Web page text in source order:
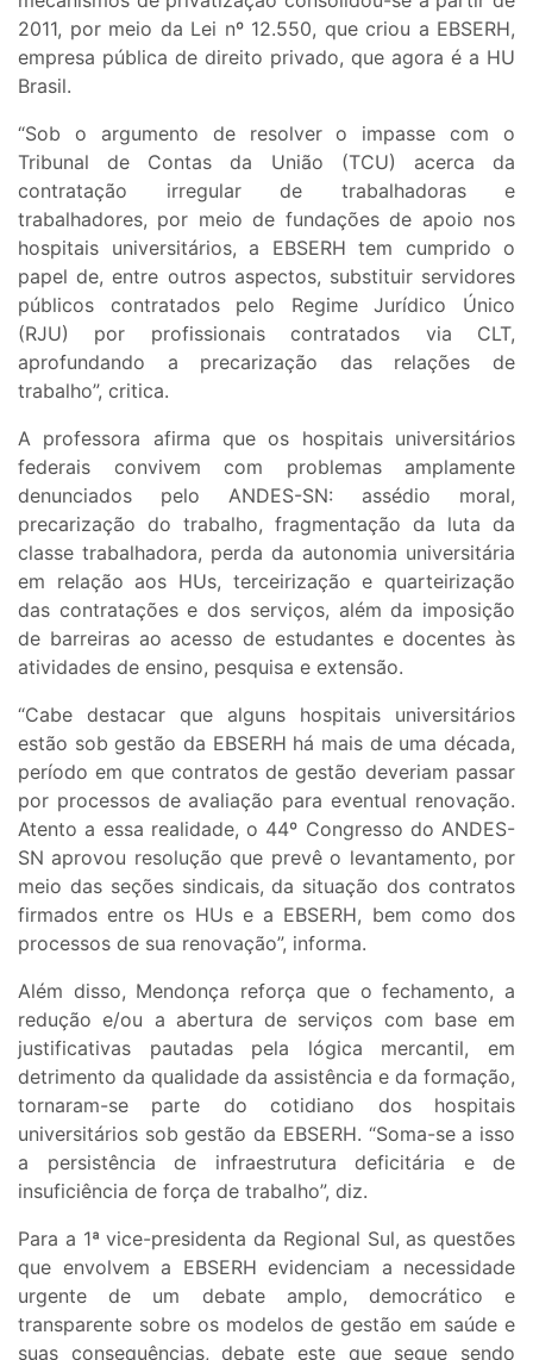
2011, por meio da Lei nº 12.550, que criou a EBSERH,
empresa pública de direito privado, que agora é a HU
Brasil.
“Sob o argumento de resolver o impasse com o
Tribunal de Contas da União (TCU) acerca da
contratação irregular de trabalhadoras e
trabalhadores, por meio de fundações de apoio nos
hospitais universitários, a EBSERH tem cumprido o
papel de, entre outros aspectos, substituir servidores
públicos contratados pelo Regime Jurídico Único
(RJU) por profissionais contratados via CLT,
aprofundando a precarização das relações de
trabalho”, critica.
A professora afirma que os hospitais universitários
federais convivem com problemas amplamente
denunciados pelo ANDES-SN: assédio moral,
precarização do trabalho, fragmentação da luta da
classe trabalhadora, perda da autonomia universitária
em relação aos HUs, terceirização e quarteirização
das contratações e dos serviços, além da imposição
de barreiras ao acesso de estudantes e docentes às
atividades de ensino, pesquisa e extensão.
“Cabe destacar que alguns hospitais universitários
estão sob gestão da EBSERH há mais de uma década,
período em que contratos de gestão deveriam passar
por processos de avaliação para eventual renovação.
Atento a essa realidade, o 44º Congresso do ANDES-
SN aprovou resolução que prevê o levantamento, por
meio das seções sindicais, da situação dos contratos
firmados entre os HUs e a EBSERH, bem como dos
processos de sua renovação”, informa.
Além disso, Mendonça reforça que o fechamento, a
redução e/ou a abertura de serviços com base em
justificativas pautadas pela lógica mercantil, em
detrimento da qualidade da assistência e da formação,
tornaram-se parte do cotidiano dos hospitais
universitários sob gestão da EBSERH. “Soma-se a isso
a persistência de infraestrutura deficitária e de
insuficiência de força de trabalho”, diz.
Para a 1ª vice-presidenta da Regional Sul, as questões
que envolvem a EBSERH evidenciam a necessidade
urgente de um debate amplo, democrático e
transparente sobre os modelos de gestão em saúde e
suas consequências, debate este que segue sendo